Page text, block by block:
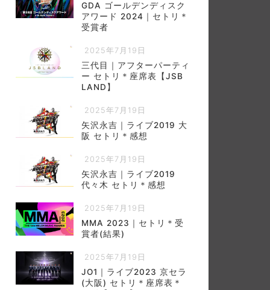
GDA ゴールデンディスク
アワード 2024｜セトリ＊
受賞者
2025年7月19日
三代目｜アフターパーティ
ー セトリ＊座席表【JSB
LAND】
2025年7月19日
矢沢永吉｜ライブ2019 大
阪 セトリ＊感想
2025年7月19日
矢沢永吉｜ライブ2019
代々木 セトリ＊感想
2025年7月19日
MMA 2023｜セトリ＊受
賞者(結果)
2025年7月19日
JO1｜ライブ2023 京セラ
(大阪) セトリ＊座席表＊